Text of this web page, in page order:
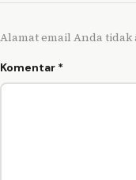
Alamat email Anda
Komentar *